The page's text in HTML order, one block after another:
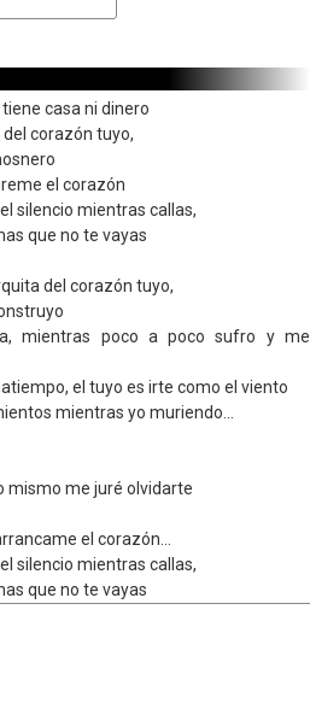
casa ni dinero
corazón tuyo,
el corazón
silencio mientras callas,
que no te vayas
del corazón tuyo,
mientras poco a poco sufro y me
el tuyo es irte como el viento
mientras yo muriendo...
mismo me juré olvidarte
el corazón...
silencio mientras callas,
que no te vayas